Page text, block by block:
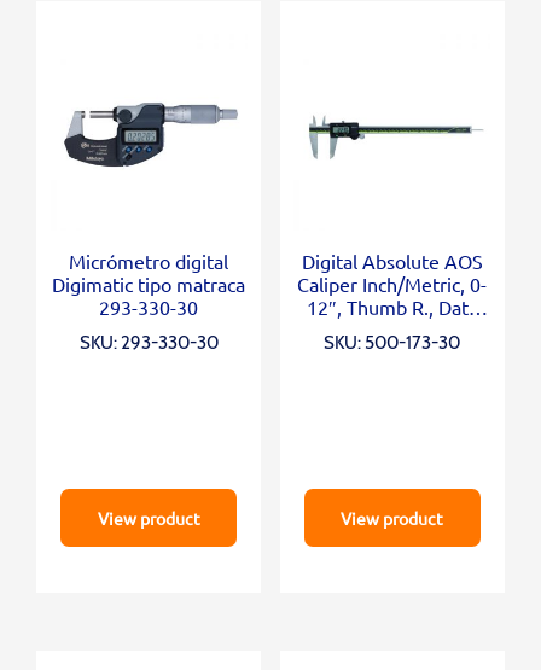
Micrómetro digital
Digimatic tipo matraca
293-330-30
SKU: 293-330-30
View product
Digital Absolute AOS
Caliper Inch/Metric, 0-
12″, Thumb R., Data
Outp
SKU: 500-173-30
View product